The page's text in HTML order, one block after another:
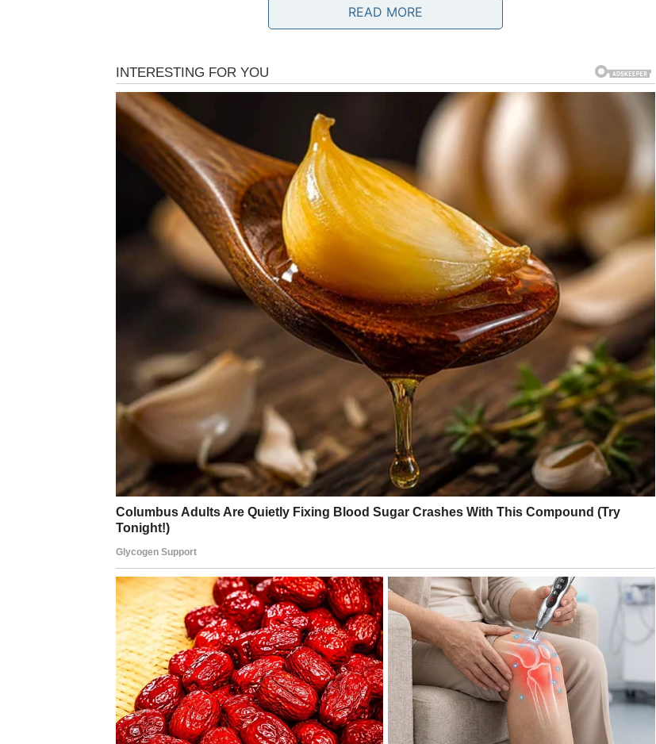
OVAN – STRAST KOJA TRAŽI DEFINICIJU
Ovnovi ulaze u nedelju snažne strasti i jasnih odluka. Vi ne volite da čekate, ali sada vas situacija
tera da budete zreliji nego inače. Ako ste u vezi, partner može tražiti ozbiljan razgovor o
budućnosti. Moguće je pitanje zajedničkih planova, preseljenja, pa čak i dugoročnih obaveza.
Ako ste slobodni, privlači vas osoba koja je snažna, samostalna i direktna. Hemija je jaka, ali sada
morate odlučiti da li želite avanturu ili stabilnost.
Ova nedelja vas uči da ljubav nije takmičenje – već saradnja.
Ključ: Pokažite ranjivost, ne samo snagu.
BIK – LJUBAV KOJA TRAŽI TEMELJ
mora definisati. Ako ste u vezi, partner će pokazati spremnost na ozbiljan korak – ali i vi morate
Slobodni Bikovi mogu upoznati osobu koja deluje pouzdano i zrelo. Ovo nije strast na prvi pogled,
već osećaj mira i poverenja koji se razvija postepeno.
Ako se javi neko iz prošlosti, vi sada imate snagu da birate bez slabosti.
Ključ: Ljubav mora biti sigurna luka, ne oluja.
BLIZANCI – KOMUNIKACIJA KOJA MENJA SVE
READ MORE